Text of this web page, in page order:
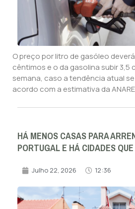
O preço por litro de gasóleo
cêntimos e o da gasolina subir 3,5
semana, caso a tendência atual
acordo com a estimativa da
HÁ MENOS CASAS PARA
PORTUGAL E HÁ CIDADES
Julho 22, 2026 12:36